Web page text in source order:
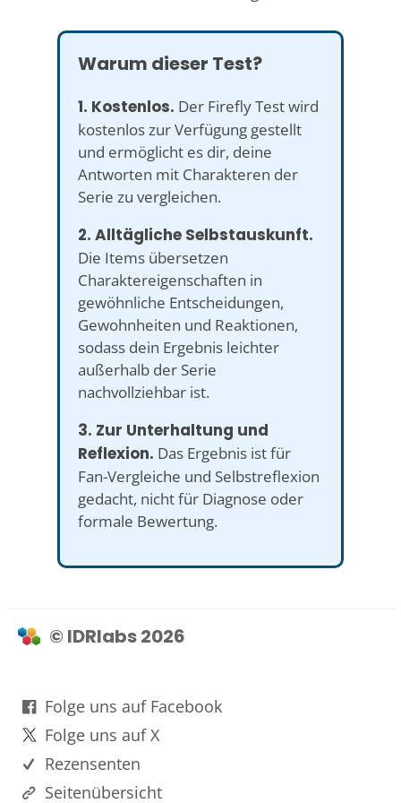
Warum dieser Test?
1. Kostenlos. Der Firefly Test wird
kostenlos zur Verfügung gestellt
und ermöglicht es dir, deine
Antworten mit Charakteren der
Serie zu vergleichen.
2. Alltägliche Selbstauskunft.
Die Items übersetzen
Charaktereigenschaften in
gewöhnliche Entscheidungen,
Gewohnheiten und Reaktionen,
sodass dein Ergebnis leichter
außerhalb der Serie
nachvollziehbar ist.
3. Zur Unterhaltung und
Reflexion. Das Ergebnis ist für
Fan-Vergleiche und Selbstreflexion
gedacht, nicht für Diagnose oder
formale Bewertung.
© IDRlabs 2026
Folge uns auf Facebook
Folge uns auf X
Rezensenten
Seitenübersicht